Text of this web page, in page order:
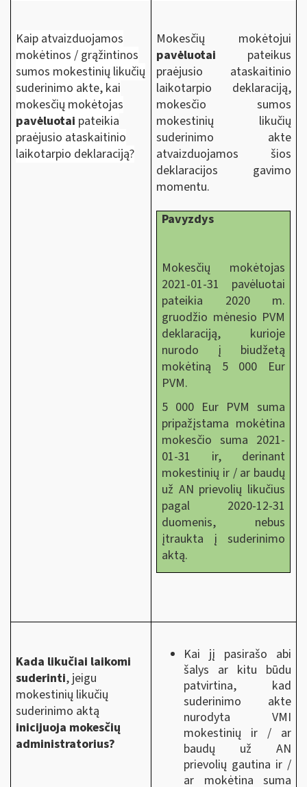
Kaip atvaizduojamos
mokėtinos / grąžintinos
sumos mokestinių likučių
suderinimo akte, kai
mokesčių mokėtojas
pavėluotai pateikia
praėjusio ataskaitinio
laikotarpio deklaraciją?
Mokesčių mokėtojui
pavėluotai pateikus
praėjusio ataskaitinio
laikotarpio deklaraciją,
mokesčio sumos
mokestinių likučių
suderinimo akte
atvaizduojamos šios
deklaracijos gavimo
momentu.
Pavyzdys
Mokesčių mokėtojas
2021-01-31 pavėluotai
pateikia 2020 m.
gruodžio mėnesio PVM
deklaraciją, kurioje
nurodo į biudžetą
mokėtiną 5 000 Eur
PVM.
5 000 Eur PVM suma
pripažįstama mokėtina
mokesčio suma 2021-
01-31 ir, derinant
mokestinių ir / ar baudų
už AN prievolių likučius
pagal 2020-12-31
duomenis, nebus
įtraukta į suderinimo
aktą.
Kada likučiai laikomi
suderinti, jeigu
mokestinių likučių
suderinimo aktą
inicijuoja mokesčių
administratorius?
Kai jį pasirašo abi
šalys ar kitu būdu
patvirtina, kad
suderinimo akte
nurodyta VMI
mokestinių ir / ar
baudų už AN
prievolių gautina ir /
ar mokėtina suma